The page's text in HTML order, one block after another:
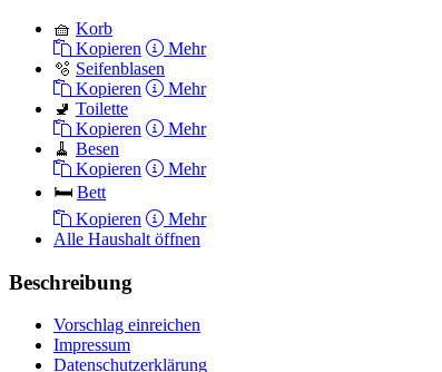
🧺 Korb
Kopieren
Mehr
🫧 Seifenblasen
Kopieren
Mehr
🚽 Toilette
Kopieren
Mehr
🧹 Besen
Kopieren
Mehr
🛏️ Bett
Kopieren
Mehr
Alle Haushalt öffnen
Beschreibung
Vorschlag einreichen
Impressum
Datenschutzerklärung